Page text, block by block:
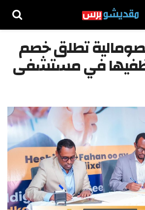
تطلق خصم
في مستشفى